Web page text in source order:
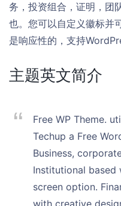
务，投资组合，证明，团
也。您可以自定义徽标并
是响应性的，支持
主题英文简介
Free WP Theme.
Techup a Free
Business,
Institutional based
screen option.
with creative